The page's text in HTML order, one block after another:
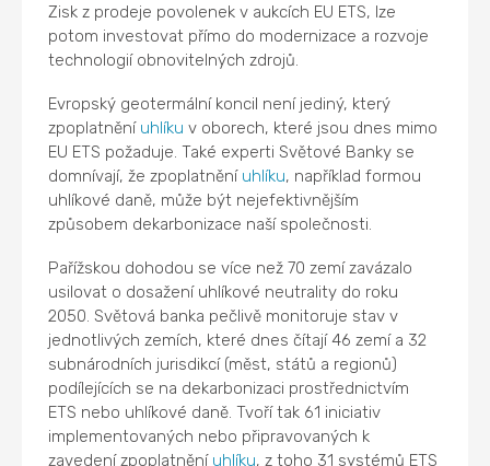
Zisk z prodeje povolenek v aukcích EU ETS, lze
potom investovat přímo do modernizace a rozvoje
technologií obnovitelných zdrojů.
Evropský geotermální koncil není jediný, který
zpoplatnění uhlíku v oborech, které jsou dnes mimo
EU ETS požaduje. Také experti Světové Banky se
domnívají, že zpoplatnění uhlíku, například formou
uhlíkové daně, může být nejefektivnějším
způsobem dekarbonizace naší společnosti.
Pařížskou dohodou se více než 70 zemí zavázalo
usilovat o dosažení uhlíkové neutrality do roku
2050. Světová banka pečlivě monitoruje stav v
jednotlivých zemích, které dnes čítají 46 zemí a 32
subnárodních jurisdikcí (měst, států a regionů)
podílejících se na dekarbonizaci prostřednictvím
ETS nebo uhlíkové daně. Tvoří tak 61 iniciativ
implementovaných nebo připravovaných k
zavedení zpoplatnění uhlíku, z toho 31 systémů ETS